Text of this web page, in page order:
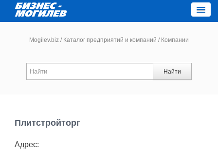
Новости компаний
Каталог
Работа
Mogilev.biz / Каталог предприятий и компаний / Компании
Найти
Плитстройторг
Адрес: